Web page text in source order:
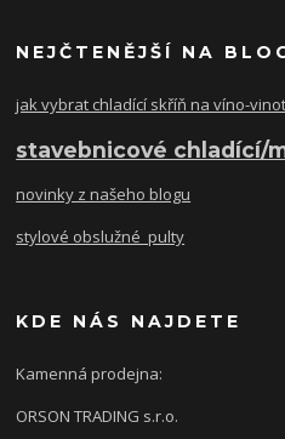
NEJČTENĚJŠÍ NA
jak vybrat chladící skříň na víno-
stavebnicové chladící/
novinky z našeho blogu
stylové obslužné pulty
KDE NÁS NAJDETE
Kamenná prodejna:
ORSON TRADING s.r.o.